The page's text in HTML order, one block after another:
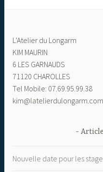
L’Atelier du Longarm
KIM MAURIN
6 LES GARNAUDS
71120 CHAROLLES
Tel Mobile: 07.69.95.99.38
kim@latelierdulongarm.com
Nouvelle date pour les